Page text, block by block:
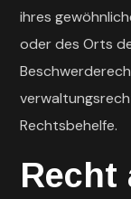
ihres
oder des Orts
Rechtsbehelfe.
Recht